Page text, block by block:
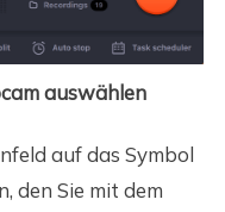
auswählen
auf das Symbol
den Sie mit dem